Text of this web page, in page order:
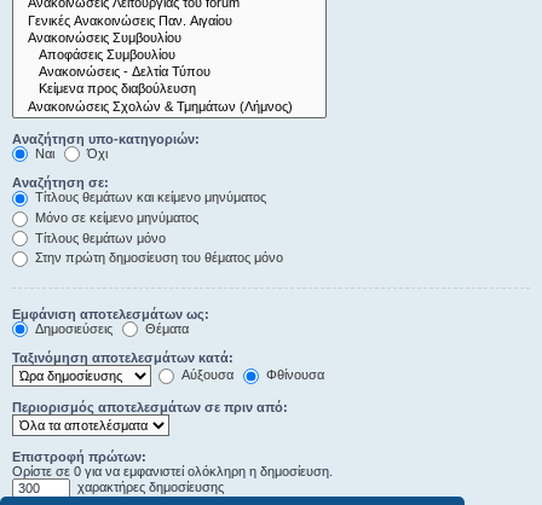
Αναζήτηση υπο-κατηγοριών:
Ναι
Όχι
Αναζήτηση σε:
Τίτλους θεμάτων και κείμενο μηνύματος
Μόνο σε κείμενο μηνύματος
Τίτλους θεμάτων μόνο
Στην πρώτη δημοσίευση του θέματος μόνο
Εμφάνιση αποτελεσμάτων ως:
Δημοσιεύσεις
Θέματα
Ταξινόμηση αποτελεσμάτων κατά:
Αύξουσα
Φθίνουσα
Περιορισμός αποτελεσμάτων σε πριν από:
Επιστροφή πρώτων:
Ορίστε σε 0 για να εμφανιστεί ολόκληρη η δημοσίευση.
χαρακτήρες δημοσίευσης